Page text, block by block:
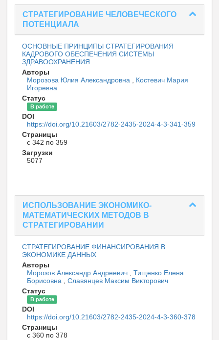
СТРАТЕГИРОВАНИЕ ЧЕЛОВЕЧЕСКОГО
ПОТЕНЦИАЛА
ОСНОВНЫЕ ПРИНЦИПЫ СТРАТЕГИРОВАНИЯ
КАДРОВОГО ОБЕСПЕЧЕНИЯ СИСТЕМЫ
ЗДРАВООХРАНЕНИЯ
Авторы
Морозова Юлия Александровна
Костевич Мария
Игоревна
Статус
В работе
DOI
https://doi.org/10.21603/2782-2435-2024-4-3-341-359
Страницы
с 342 по 359
Загрузки
5077
ИСПОЛЬЗОВАНИЕ ЭКОНОМИКО-
МАТЕМАТИЧЕСКИХ МЕТОДОВ В
СТРАТЕГИРОВАНИИ
СТРАТЕГИРОВАНИЕ ФИНАНСИРОВАНИЯ В
ЭКОНОМИКЕ ДАННЫХ
Авторы
Морозов Александр Андреевич
Тищенко Елена
Борисовна
Славянцев Максим Викторович
Статус
В работе
DOI
https://doi.org/10.21603/2782-2435-2024-4-3-360-378
Страницы
с 360 по 378